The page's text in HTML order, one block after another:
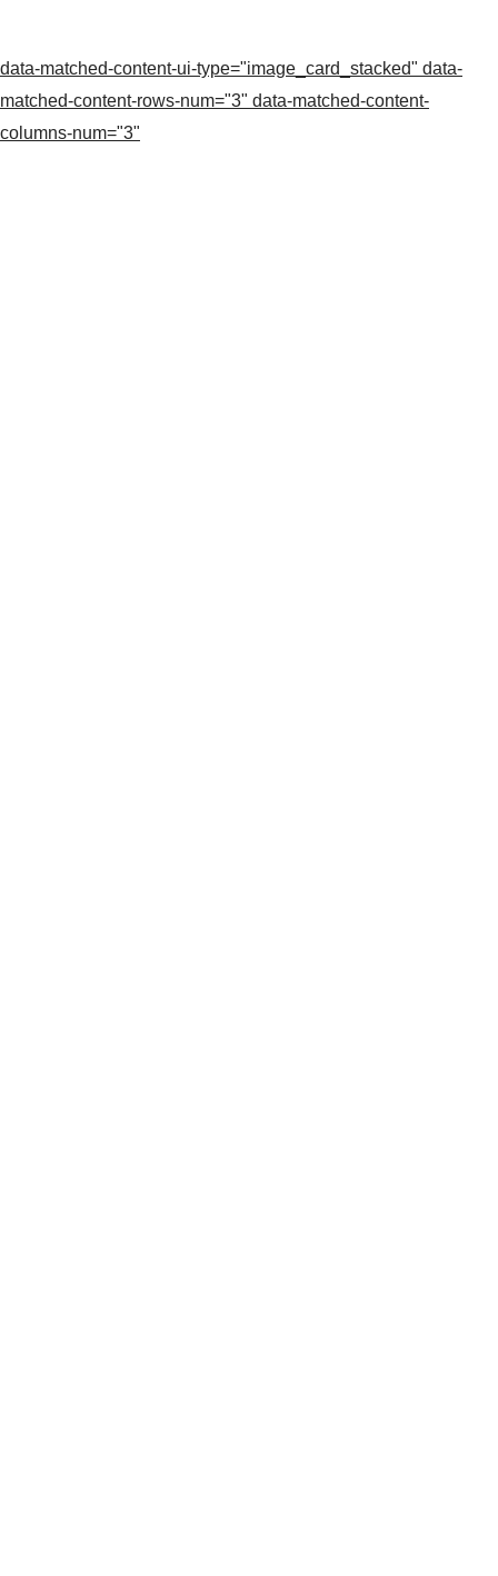
data-matched-content-ui-type="image_card_stacked" data-
matched-content-rows-num="3" data-matched-content-
columns-num="3"